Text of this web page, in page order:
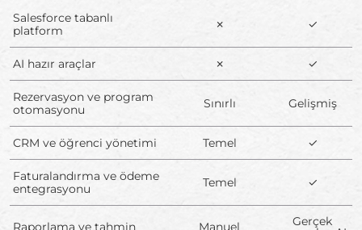
Salesforce tabanlı
platform
✗ ✓
AI hazır araçlar ✗ ✓
Rezervasyon ve program
otomasyonu
Sınırlı Gelişmiş
CRM ve öğrenci yönetimi Temel ✓
Faturalandırma ve ödeme
entegrasyonu
Temel ✓
Raporlama ve tahmin Manuel Gerçek